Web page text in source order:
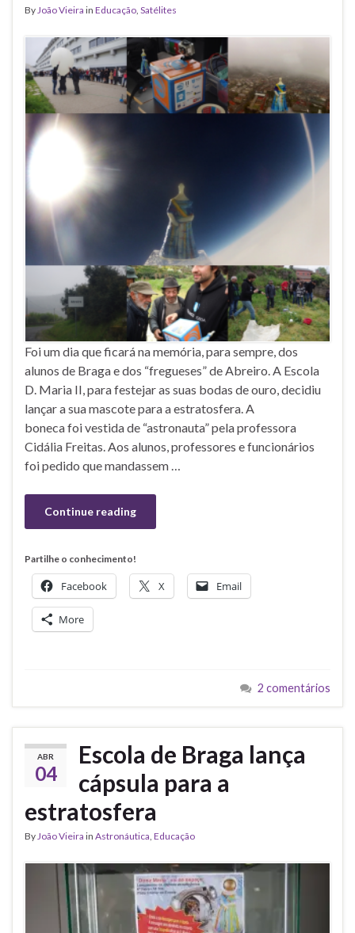
By João Vieira in Educação Satélites
Foi um dia que ficará na memória, para sempre, dos
alunos de Braga e dos “fregueses” de Abreiro. A Escola
D. Maria II, para festejar as suas bodas de ouro, decidiu
lançar a sua mascote para a estratosfera. A
boneca foi vestida de “astronauta” pela professora
Cidália Freitas. Aos alunos, professores e funcionários
foi pedido que mandassem …
Continue reading
Partilhe o conhecimento!
Facebook X Email
More
2 comentários
ABR
04
Escola de Braga lança
cápsula para a
estratosfera
By João Vieira in Astronáutica Educação